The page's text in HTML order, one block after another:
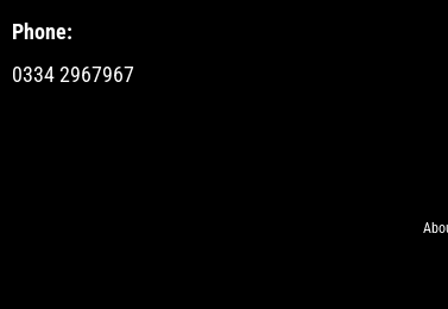
Phone:
0334 2967967